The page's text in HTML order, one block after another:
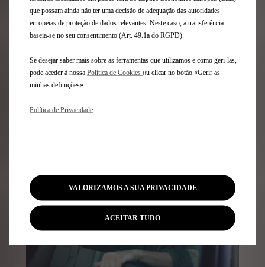
Financiamento para
Explore as nossas soluções de financiamento
que possam ainda não ter uma decisão de adequação das autoridades
europeias de proteção de dados relevantes. Neste caso, a transferência
baseia-se no seu consentimento (Art. 49.1a do RGPD).
Se desejar saber mais sobre as ferramentas que utilizamos e como geri-las,
pode aceder à nossa Política de Cookies ou clicar no botão «Gerir as
minhas definições».
Política de Privacidade
VALORIZAMOS A SUA PRIVACIDADE
ACEITAR TUDO